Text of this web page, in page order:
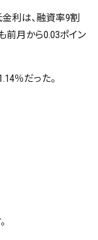
利は、融資率9割
前月から0.03ポイン
％だった。